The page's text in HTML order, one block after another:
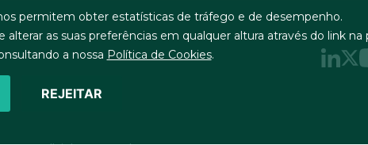
permitem obter estatísticas de tráfego e de desempenho.
as suas preferências em qualquer altura através do link
a nossa Política de Cookies.
REJEITAR